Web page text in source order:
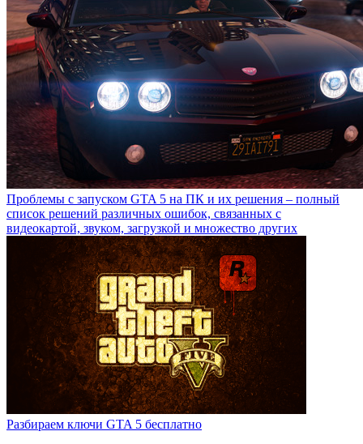
Проблемы с запуском GTA 5 на ПК и их решения – полный
список решений различных ошибок, связанных с
видеокартой, звуком, загрузкой и множество других
Разбираем ключи GTA 5 бесплатно